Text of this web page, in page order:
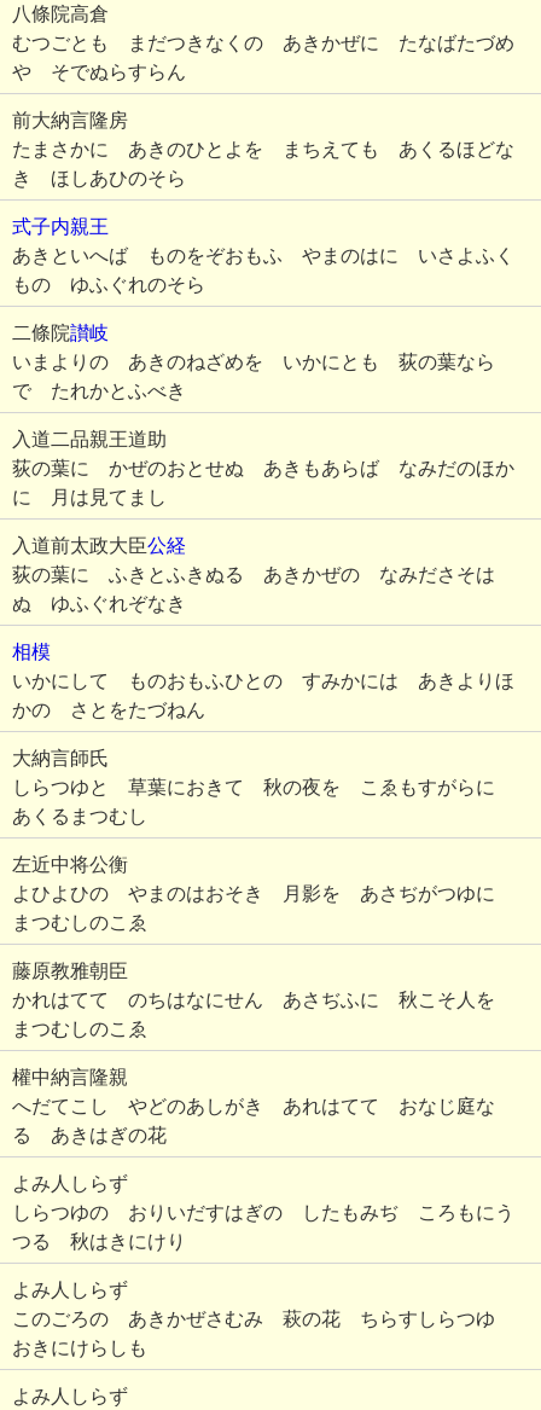
八條院高倉
むつごとも まだつきなくの あきかぜに たなばたづめ
や そでぬらすらん
前大納言隆房
たまさかに あきのひとよを まちえても あくるほどな
き ほしあひのそら
式子内親王
あきといへば ものをぞおもふ やまのはに いさよふく
もの ゆふぐれのそら
二條院讃岐
いまよりの あきのねざめを いかにとも 荻の葉なら
で たれかとふべき
入道二品親王道助
荻の葉に かぜのおとせぬ あきもあらば なみだのほか
に 月は見てまし
入道前太政大臣公経
荻の葉に ふきとふきぬる あきかぜの なみださそは
ぬ ゆふぐれぞなき
相模
いかにして ものおもふひとの すみかには あきよりほ
かの さとをたづねん
大納言師氏
しらつゆと 草葉におきて 秋の夜を こゑもすがらに
あくるまつむし
左近中将公衡
よひよひの やまのはおそき 月影を あさぢがつゆに
まつむしのこゑ
藤原教雅朝臣
かれはてて のちはなにせん あさぢふに 秋こそ人を
まつむしのこゑ
權中納言隆親
へだてこし やどのあしがき あれはてて おなじ庭な
る あきはぎの花
よみ人しらず
しらつゆの おりいだすはぎの したもみぢ ころもにう
つる 秋はきにけり
よみ人しらず
このごろの あきかぜさむみ 萩の花 ちらすしらつゆ
おきにけらしも
よみ人しらず